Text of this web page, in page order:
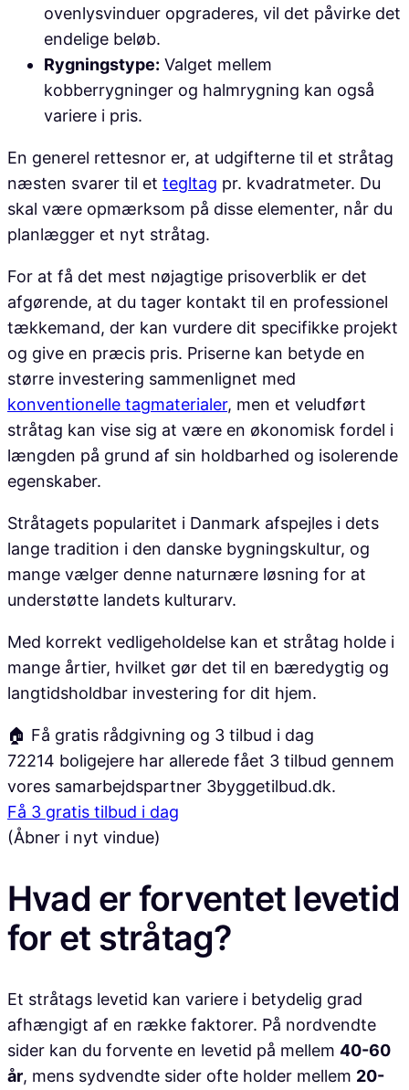
ovenlysvinduer opgraderes, vil det påvirke det
endelige beløb.
Rygningstype: Valget mellem
kobberrygninger og halmrygning kan også
variere i pris.
En generel rettesnor er, at udgifterne til et stråtag
næsten svarer til et tegltag pr. kvadratmeter. Du
skal være opmærksom på disse elementer, når du
planlægger et nyt stråtag.
For at få det mest nøjagtige prisoverblik er det
afgørende, at du tager kontakt til en professionel
tækkemand, der kan vurdere dit specifikke projekt
og give en præcis pris. Priserne kan betyde en
større investering sammenlignet med
konventionelle tagmaterialer, men et veludført
stråtag kan vise sig at være en økonomisk fordel i
længden på grund af sin holdbarhed og isolerende
egenskaber.
Stråtagets popularitet i Danmark afspejles i dets
lange tradition i den danske bygningskultur, og
mange vælger denne naturnære løsning for at
understøtte landets kulturarv.
Med korrekt vedligeholdelse kan et stråtag holde i
mange årtier, hvilket gør det til en bæredygtig og
langtidsholdbar investering for dit hjem.
🏠 Få gratis rådgivning og 3 tilbud i dag
72214 boligejere har allerede fået 3 tilbud gennem
vores samarbejdspartner 3byggetilbud.dk.
Få 3 gratis tilbud i dag
(Åbner i nyt vindue)
Hvad er forventet levetid
for et stråtag?
Et stråtags levetid kan variere i betydelig grad
afhængigt af en række faktorer. På nordvendte
sider kan du forvente en levetid på mellem 40-60
år, mens sydvendte sider ofte holder mellem 20-